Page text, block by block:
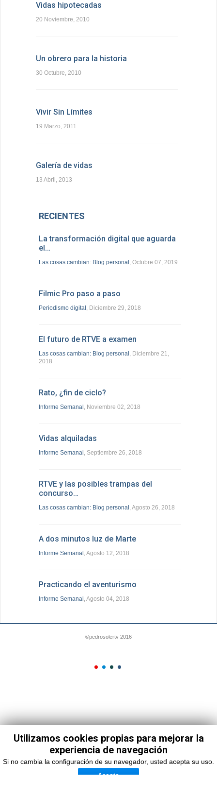
Utilizamos cookies propias para mejorar la
experiencia de navegación
Si no cambia la configuración de su navegador, usted acepta su uso.
Acepto
Vidas hipotecadas
20 Noviembre, 2010
Un obrero para la historia
30 Octubre, 2010
Vivir Sin Límites
19 Marzo, 2011
Galería de vidas
13 Abril, 2013
RECIENTES
La transformación digital que aguarda
el…
Las cosas cambian: Blog personal , Octubre 07, 2019
Filmic Pro paso a paso
Periodismo digital , Diciembre 29, 2018
El futuro de RTVE a examen
Las cosas cambian: Blog personal , Diciembre 21,
2018
Rato, ¿fin de ciclo?
Informe Semanal , Noviembre 02, 2018
Vidas alquiladas
Informe Semanal , Septiembre 26, 2018
RTVE y las posibles trampas del
concurso…
Las cosas cambian: Blog personal , Agosto 26, 2018
A dos minutos luz de Marte
Informe Semanal , Agosto 12, 2018
Practicando el aventurismo
Informe Semanal , Agosto 04, 2018
©pedrosolertv 2016